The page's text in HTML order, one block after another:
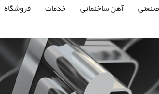
آهن ساختمانی خدمات فروشگاه